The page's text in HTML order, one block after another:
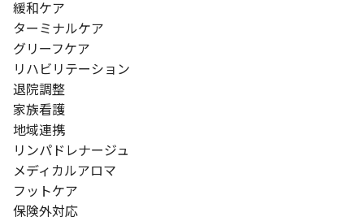
緩和ケア
ターミナルケア
グリーフケア
リハビリテーション
退院調整
家族看護
地域連携
リンパドレナージュ
メディカルアロマ
フットケア
保険外対応